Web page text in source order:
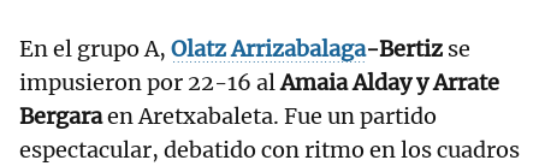
En el grupo A, Olatz Arrizabalaga-Bertiz se
impusieron por 22-16 alAmaia Alday y Arrate
Bergaraen Aretxabaleta. Fue un partido
espectacular, debatido con ritmo en los cuadros